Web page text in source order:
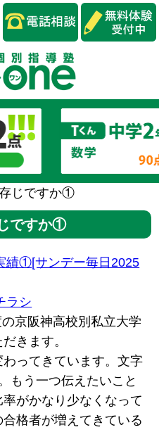
じですか①
ですか①
績①[サンデー毎日2025
ラシ
京阪神高校別私立大学
きます。
ってきています。文字
もう一つ伝えたいこと
がかなり少なくなって
格者が増えてきている